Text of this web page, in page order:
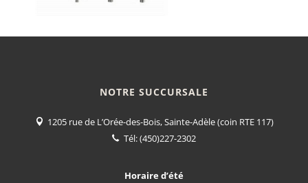
NOTRE SUCCURSALE
1205 rue de L’Orée-des-Bois, Sainte-Adèle (coin RTE 117)
Tél:(450)227-2302
Horaire d’été